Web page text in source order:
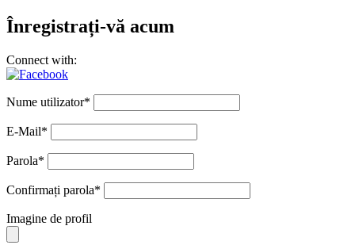
Înregistrați-vă acum
Connect with:
Nume utilizator*
E-Mail*
Parola*
Confirmați parola*
Imagine de profil